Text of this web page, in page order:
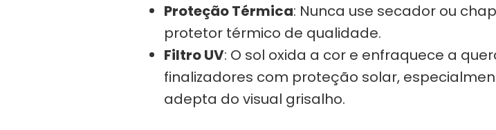
Proteção Térmica: Nunca use secador ou
protetor térmico de qualidade.
Filtro UV: O sol oxida a cor e enfraquece a
finalizadores com proteção solar,
adepta do visual grisalho.